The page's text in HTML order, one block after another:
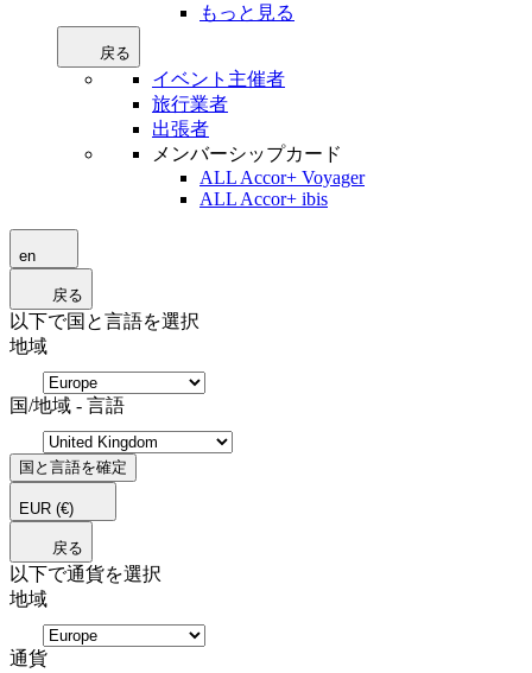
もっと見る
戻る
イベント主催者
旅行業者
出張者
メンバーシップカード
ALL Accor+ Voyager
ALL Accor+ ibis
en
戻る
以下で国と言語を選択
地域
国/地域 - 言語
国と言語を確定
EUR (€)
戻る
以下で通貨を選択
地域
通貨